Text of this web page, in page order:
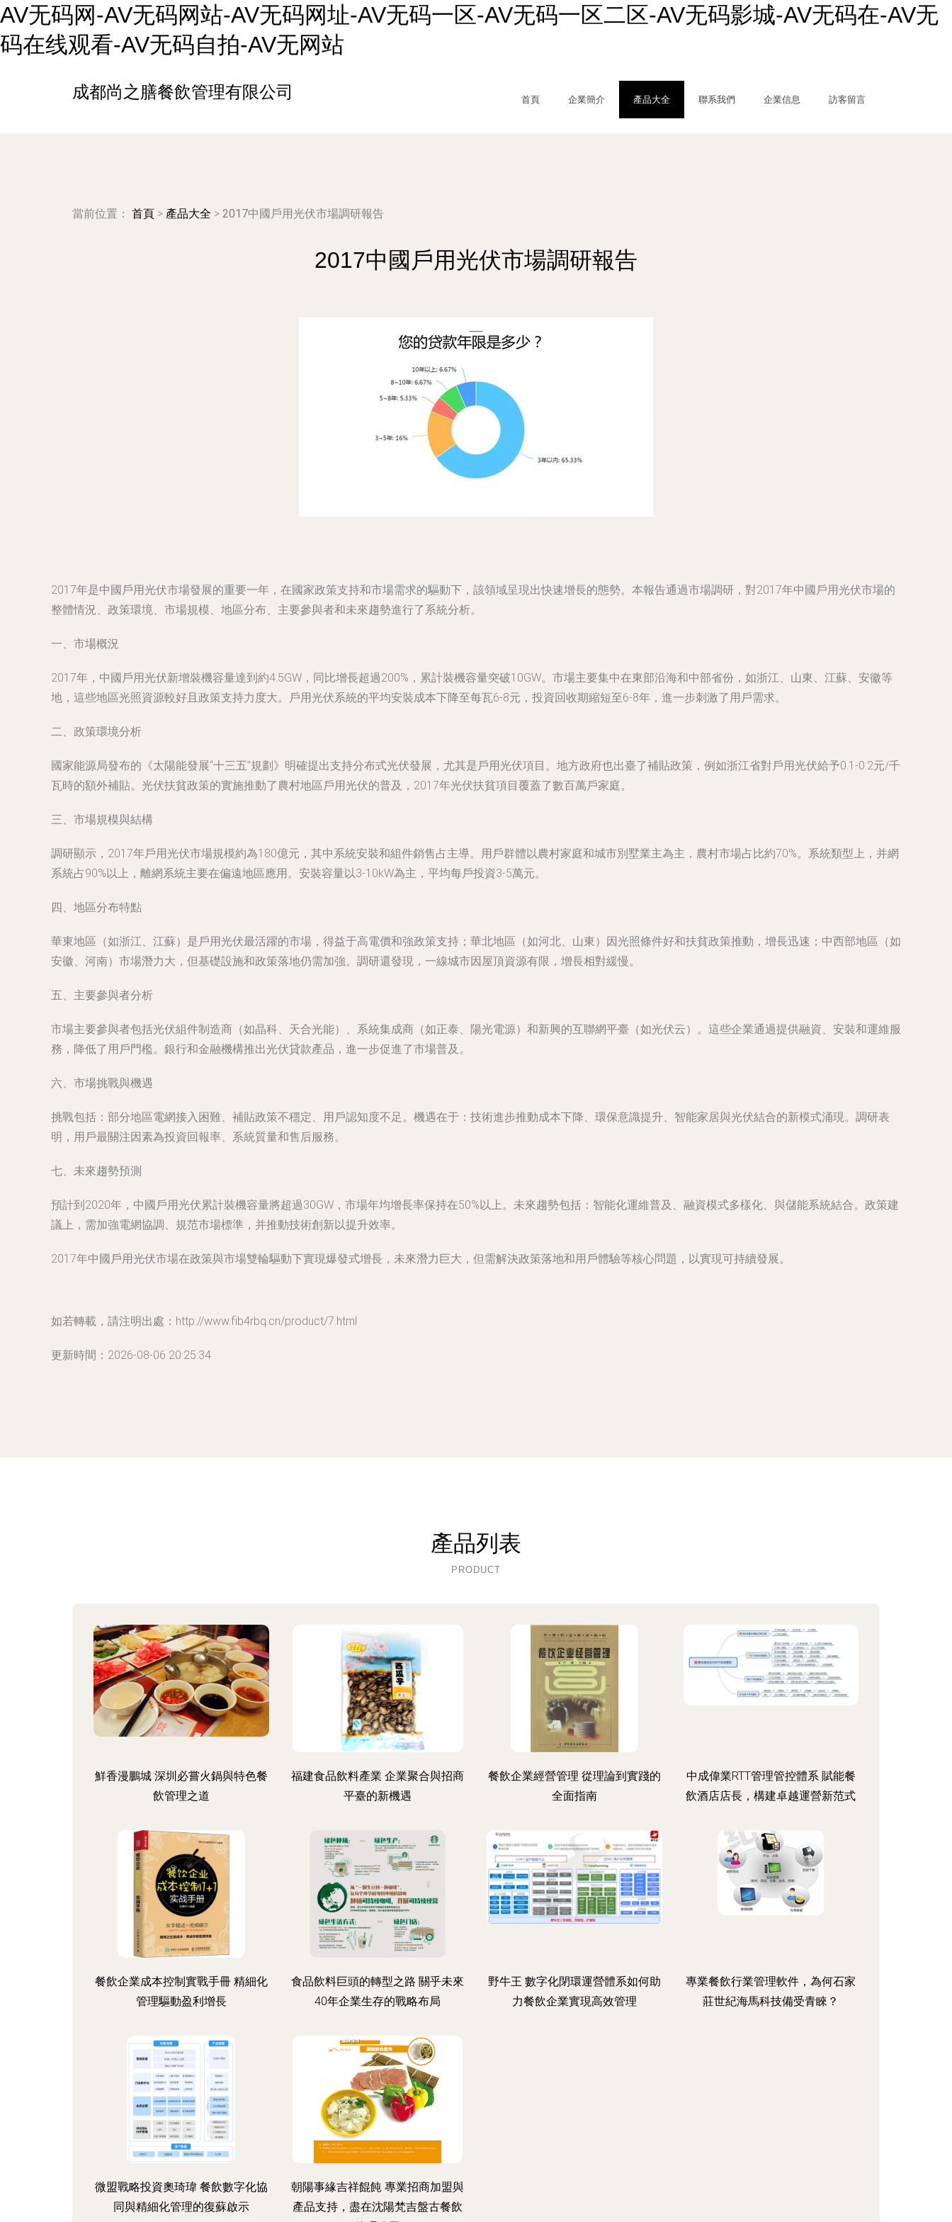
AV无码网-AV无码网站-AV无码网址-AV无码一区-AV无码一区二区-AV无码影城-AV无码在-AV无
码在线观看-AV无码自拍-AV无网站
成都尚之膳餐飲管理有限公司 首頁 企業簡介 產品大全 聯系我們 企業信息 訪客留言
當前位置： 首頁 > 產品大全 > 2017中國戶用光伏市場調研報告
2017中國戶用光伏市場調研報告
2017年是中國戶用光伏市場發展的重要一年，在國家政策支持和市場需求的驅動下，該領域呈現出快速增長的態勢。本報告通過市場調研，對2017年中國戶用光伏市場的
整體情況、政策環境、市場規模、地區分布、主要參與者和未來趨勢進行了系統分析。
一、市場概況
2017年，中國戶用光伏新增裝機容量達到約4.5GW，同比增長超過200%，累計裝機容量突破10GW。市場主要集中在東部沿海和中部省份，如浙江、山東、江蘇、安徽等
地，這些地區光照資源較好且政策支持力度大。戶用光伏系統的平均安裝成本下降至每瓦6-8元，投資回收期縮短至6-8年，進一步刺激了用戶需求。
二、政策環境分析
國家能源局發布的《太陽能發展“十三五”規劃》明確提出支持分布式光伏發展，尤其是戶用光伏項目。地方政府也出臺了補貼政策，例如浙江省對戶用光伏給予0.1-0.2元/千
瓦時的額外補貼。光伏扶貧政策的實施推動了農村地區戶用光伏的普及，2017年光伏扶貧項目覆蓋了數百萬戶家庭。
三、市場規模與結構
調研顯示，2017年戶用光伏市場規模約為180億元，其中系統安裝和組件銷售占主導。用戶群體以農村家庭和城市別墅業主為主，農村市場占比約70%。系統類型上，并網
系統占90%以上，離網系統主要在偏遠地區應用。安裝容量以3-10kW為主，平均每戶投資3-5萬元。
四、地區分布特點
華東地區（如浙江、江蘇）是戶用光伏最活躍的市場，得益于高電價和強政策支持；華北地區（如河北、山東）因光照條件好和扶貧政策推動，增長迅速；中西部地區（如
安徽、河南）市場潛力大，但基礎設施和政策落地仍需加強。調研還發現，一線城市因屋頂資源有限，增長相對緩慢。
五、主要參與者分析
市場主要參與者包括光伏組件制造商（如晶科、天合光能）、系統集成商（如正泰、陽光電源）和新興的互聯網平臺（如光伏云）。這些企業通過提供融資、安裝和運維服
務，降低了用戶門檻。銀行和金融機構推出光伏貸款產品，進一步促進了市場普及。
六、市場挑戰與機遇
挑戰包括：部分地區電網接入困難、補貼政策不穩定、用戶認知度不足。機遇在于：技術進步推動成本下降、環保意識提升、智能家居與光伏結合的新模式涌現。調研表
明，用戶最關注因素為投資回報率、系統質量和售后服務。
七、未來趨勢預測
預計到2020年，中國戶用光伏累計裝機容量將超過30GW，市場年均增長率保持在50%以上。未來趨勢包括：智能化運維普及、融資模式多樣化、與儲能系統結合。政策建
議上，需加強電網協調、規范市場標準，并推動技術創新以提升效率。
2017年中國戶用光伏市場在政策與市場雙輪驅動下實現爆發式增長，未來潛力巨大，但需解決政策落地和用戶體驗等核心問題，以實現可持續發展。
如若轉載，請注明出處：http://www.fib4rbq.cn/product/7.html
更新時間：2026-08-06 20:25:34
產品列表
PRODUCT
鮮香漫鵬城 深圳必嘗火鍋與特色餐
飲管理之道
福建食品飲料產業 企業聚合與招商
平臺的新機遇
餐飲企業經營管理 從理論到實踐的
全面指南
中成偉業RTT管理管控體系 賦能餐
飲酒店店長，構建卓越運營新范式
餐飲企業成本控制實戰手冊 精細化
管理驅動盈利增長
食品飲料巨頭的轉型之路 關乎未來
40年企業生存的戰略布局
野牛王 數字化閉環運營體系如何助
力餐飲企業實現高效管理
專業餐飲行業管理軟件，為何石家
莊世紀海馬科技備受青睞？
微盟戰略投資奧琦瑋 餐飲數字化協
同與精細化管理的復蘇啟示
朝陽事緣吉祥餛飩 專業招商加盟與
產品支持，盡在沈陽梵吉盤古餐飲